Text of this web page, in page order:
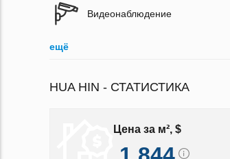
Видеонаблюдение
ещё
HUA HIN - СТАТИСТИКА
Цена за м², $